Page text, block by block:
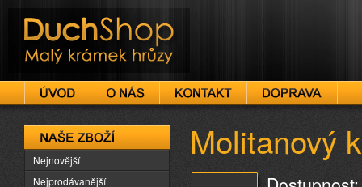
DuchShop
Molitanový
Naše zboží
Nejnovější
Nejprodávanější